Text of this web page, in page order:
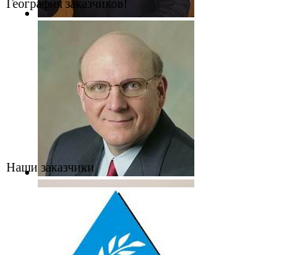
География заказчиков!
Наши заказчики